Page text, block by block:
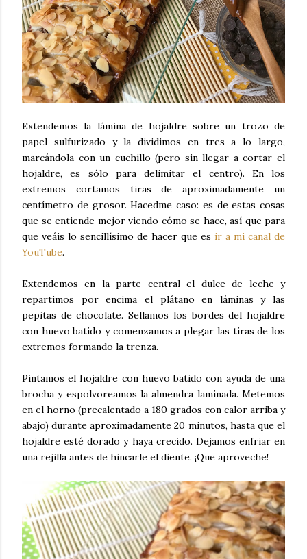
Extendemos la lámina de hojaldre sobre un trozo de
papel sulfurizado y la dividimos en tres a lo largo,
marcándola con un cuchillo (pero sin llegar a cortar el
hojaldre, es sólo para delimitar el centro). En los
extremos cortamos tiras de aproximadamente un
centímetro de grosor. Hacedme caso: es de estas cosas
que se entiende mejor viendo cómo se hace, así que para
que veáis lo sencillísimo de hacer que es ir a mi canal de
YouTube.
Extendemos en la parte central el dulce de leche y
repartimos por encima el plátano en láminas y las
pepitas de chocolate. Sellamos los bordes del hojaldre
con huevo batido y comenzamos a plegar las tiras de los
extremos formando la trenza.
Pintamos el hojaldre con huevo batido con ayuda de una
brocha y espolvoreamos la almendra laminada. Metemos
en el horno (precalentado a 180 grados con calor arriba y
abajo) durante aproximadamente 20 minutos, hasta que el
hojaldre esté dorado y haya crecido. Dejamos enfriar en
una rejilla antes de hincarle el diente. ¡Que aproveche!